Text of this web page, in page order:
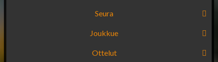
Seura
Joukkue
Ottelut